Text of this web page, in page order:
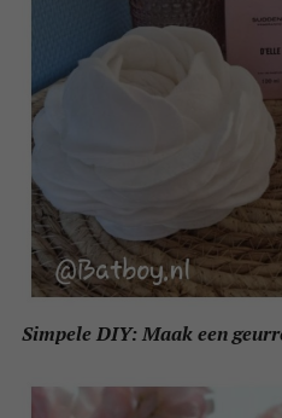
Simpele DIY: Maak een